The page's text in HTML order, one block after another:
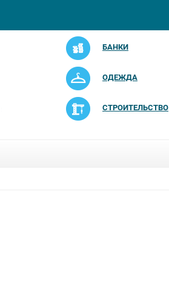
БАНКИ
ОДЕЖДА
СТРОИТЕЛЬСТВО